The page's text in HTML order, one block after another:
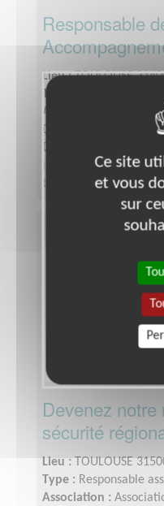
Responsable
Lieu :TOULOUSE
Responsable
Association :
Habitat
Date :
Disponibilité
journées/semaines
temps flexible, en
Devenez
sécurité
Lieu :TOULOUSE
Type : Responsable
Association :
Ce site
et vous
sur